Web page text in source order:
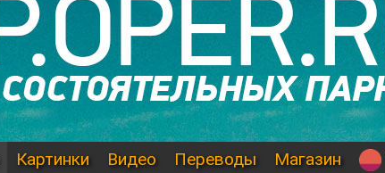
Картинки Видео Переводы Магазин